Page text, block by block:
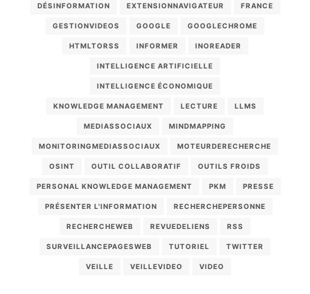
DÉSINFORMATION EXTENSIONNAVIGATEUR FRANCE
GESTIONVIDEOS GOOGLE GOOGLECHROME
HTMLTORSS INFORMER INOREADER
INTELLIGENCE ARTIFICIELLE
INTELLIGENCE ÉCONOMIQUE
KNOWLEDGE MANAGEMENT LECTURE LLMS
MEDIASSOCIAUX MINDMAPPING
MONITORINGMEDIASSOCIAUX MOTEURDERECHERCHE
OSINT OUTIL COLLABORATIF OUTILS FROIDS
PERSONAL KNOWLEDGE MANAGEMENT PKM PRESSE
PRÉSENTER L'INFORMATION RECHERCHEPERSONNE
RECHERCHEWEB REVUEDELIENS RSS
SURVEILLANCEPAGESWEB TUTORIEL TWITTER
VEILLE VEILLEVIDEO VIDEO